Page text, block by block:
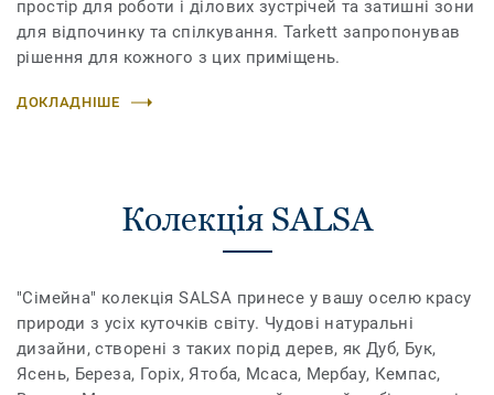
простір для роботи і ділових зустрічей та затишні зони
для відпочинку та спілкування. Tarkett запропонував
рішення для кожного з цих приміщень.
ДОКЛАДНІШЕ
Колекція SALSA
"Сімейна" колекція SALSA принесе у вашу оселю красу
природи з усіх куточків світу. Чудові натуральні
дизайни, створені з таких порід дерев, як Дуб, Бук,
Ясень, Береза, Горіх, Ятоба, Мсаса, Мербау, Кемпас,